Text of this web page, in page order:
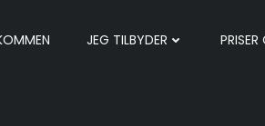
JEG TILBYDER